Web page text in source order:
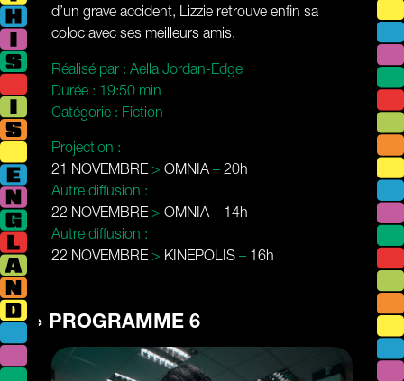
d’un grave accident, Lizzie retrouve enfin sa
coloc avec ses meilleurs amis.
Réalisé par : Aella Jordan-Edge
Durée : 19:50 min
Catégorie : Fiction
Projection :
21 NOVEMBRE> OMNIA – 20h
Autre diffusion :
22 NOVEMBRE> OMNIA – 14h
Autre diffusion :
22 NOVEMBRE> KINEPOLIS – 16h
PROGRAMME 6